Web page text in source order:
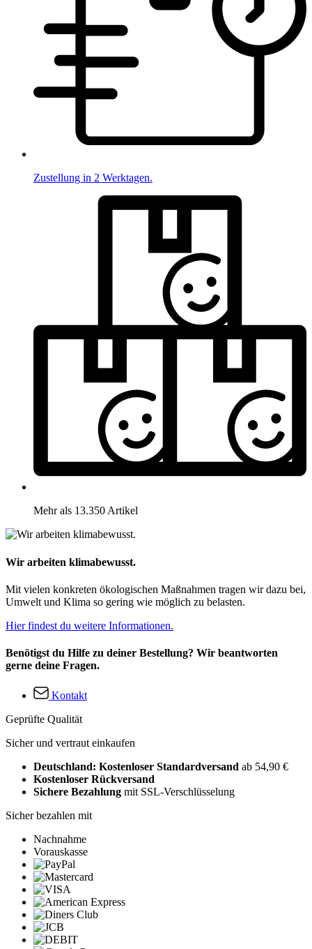
Zustellung in 2 Werktagen.
Mehr als 13.350 Artikel
Wir arbeiten klimabewusst.
Mit vielen konkreten ökologischen Maßnahmen tragen wir dazu bei,
Umwelt und Klima so gering wie möglich zu belasten.
Hier findest du weitere Informationen.
Benötigst du Hilfe zu deiner Bestellung? Wir beantworten
gerne deine Fragen.
Kontakt
Geprüfte Qualität
Sicher und vertraut einkaufen
Deutschland: Kostenloser Standardversand ab 54,90 €
Kostenloser Rückversand
Sichere Bezahlung mit SSL-Verschlüsselung
Sicher bezahlen mit
Nachnahme
Vorauskasse